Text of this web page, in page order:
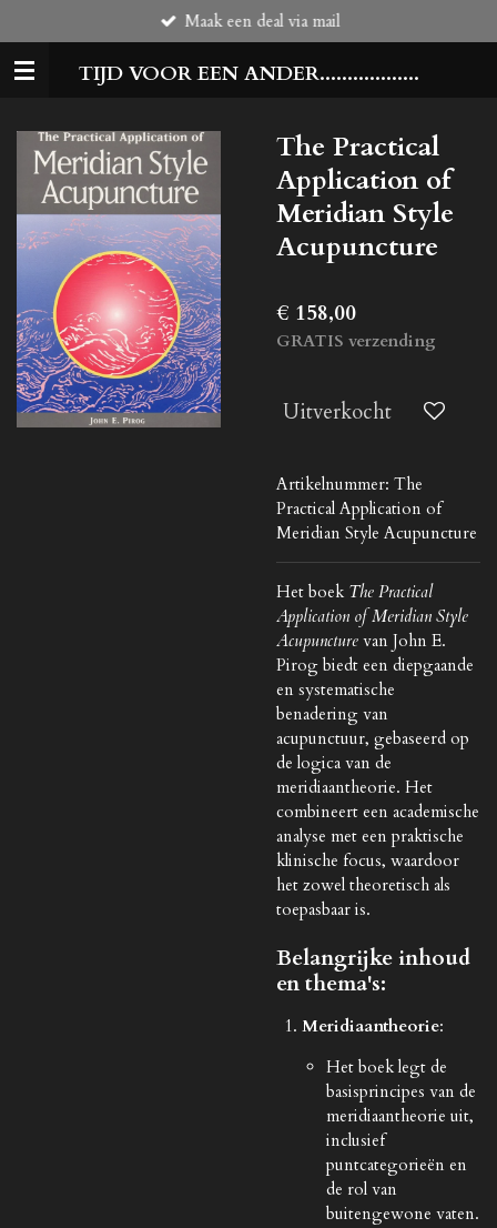
direct
naar
TIJD VOOR EEN ANDER..................
Maak een deal via mail
The Practical
Application of
Meridian Style
Acupuncture
€ 158,00
GRATIS verzending
Uitverkocht
Artikelnummer: The
Practical Application of
Meridian Style Acupuncture
Het boek The Practical
Application of Meridian Style
Acupuncture van John E.
Pirog biedt een diepgaande
en systematische
benadering van
acupunctuur, gebaseerd op
de logica van de
meridiaantheorie. Het
combineert een academische
analyse met een praktische
klinische focus, waardoor
het zowel theoretisch als
toepasbaar is.
Belangrijke inhoud
en thema's:
Meridiaantheorie:
Het boek legt de
basisprincipes van de
meridiaantheorie uit,
inclusief
puntcategorieën en
de rol van
buitengewone vaten.